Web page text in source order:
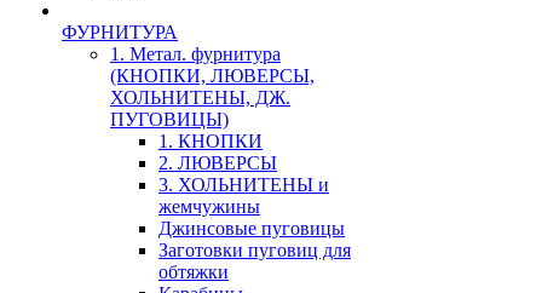
ФУРНИТУРА
1. Метал. фурнитура
(КНОПКИ, ЛЮВЕРСЫ,
ХОЛЬНИТЕНЫ, ДЖ.
ПУГОВИЦЫ)
1. КНОПКИ
2. ЛЮВЕРСЫ
3. ХОЛЬНИТЕНЫ и
жемчужины
Джинсовые пуговицы
Заготовки пуговиц для
обтяжки